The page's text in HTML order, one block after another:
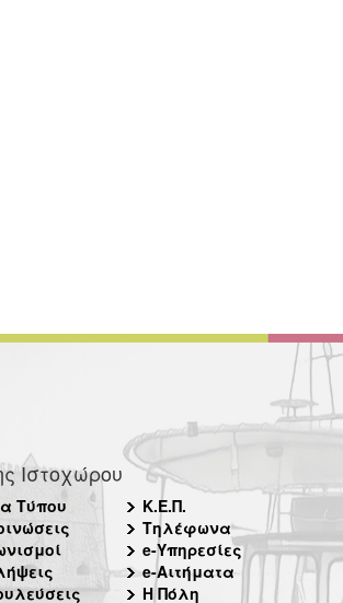
Ιστοχώρου
Τύπου
Κ.Ε.Π.
Τηλέφωνα
e-Υπηρεσίες
e-Αιτήματα
Η Πόλη